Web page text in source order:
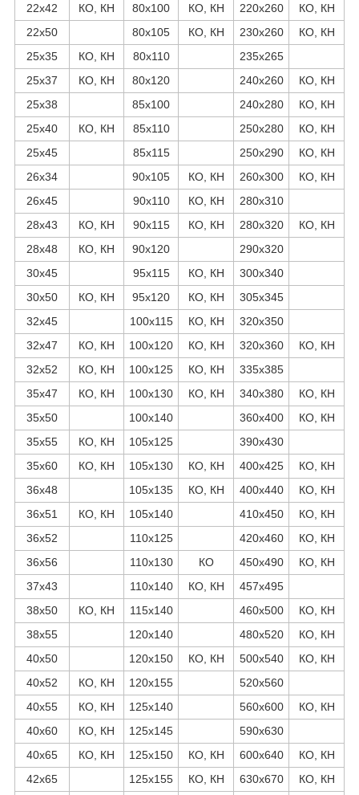
22х42
КО, КН 80х100 КО, КН 220х260
КО, КН
22х50
80х105 КО, КН 230х260
КО, КН
25х35
КО, КН 80х110
235х265
25х37
КО, КН 80х120 240х260
КО, КН
25х38
85х100 240х280
КО, КН
25х40
КО, КН 85х110 250х280
КО, КН
25х45
85х115 250х290
КО, КН
26х34
90х105 КО, КН 260х300
КО, КН
26х45
90х110 КО, КН
280х310
28х43
КО, КН 90х115 КО, КН 280х320
КО, КН
28х48
КО, КН 90х120
290х320
30х45
95х115 КО, КН
300х340
30х50
КО, КН 95х120 КО, КН
305х345
32х45
100х115 КО, КН
320х350
32х47
КО, КН 100х120 КО, КН 320х360
КО, КН
32х52
КО, КН 100х125 КО, КН
335х385
35х47
КО, КН 100х130 КО, КН 340х380
КО, КН
35х50
100х140 360х400
КО, КН
35х55
КО, КН 105х125
390х430
35х60
КО, КН 105х130 КО, КН 400х425
КО, КН
36х48
105х135 КО, КН 400х440
КО, КН
36х51
КО, КН 105х140 410х450
КО, КН
36х52
110х125 420х460
КО, КН
36х56
110х130 КО 450х490
КО, КН
37х43
110х140 КО, КН
457х495
38х50
КО, КН 115х140 460х500
КО, КН
38х55
120х140 480х520
КО, КН
40х50
120х150 КО, КН 500х540
КО, КН
40х52
КО, КН 120х155
520х560
40х55
КО, КН 125х140 560х600
КО, КН
40х60
КО, КН 125х145
590х630
40х65
КО, КН 125х150 КО, КН 600х640
КО, КН
42х65
125х155 КО, КН 630х670
КО, КН